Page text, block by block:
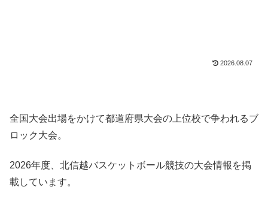
2026.08.07
全国大会出場をかけて都道府県大会の上位校で争われるブ
ロック大会。
2026年度、北信越バスケットボール競技の大会情報を掲
載しています。